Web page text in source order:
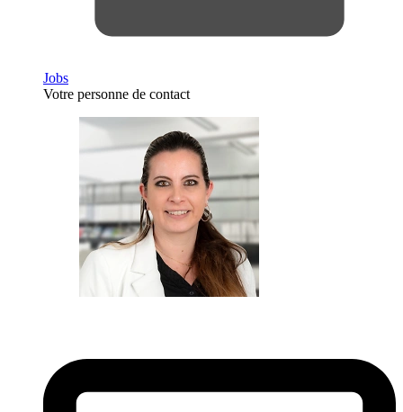
Jobs
Votre personne de contact